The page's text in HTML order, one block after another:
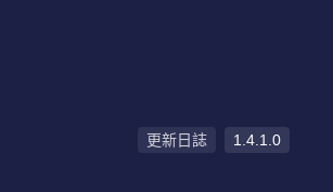
更新日誌 1.4.1.0